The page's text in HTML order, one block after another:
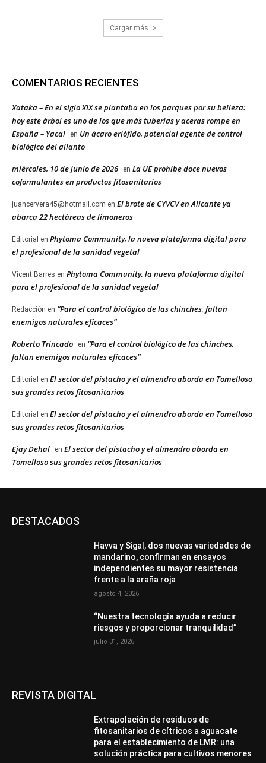
Cargar más
COMENTARIOS RECIENTES
Xataka – En el siglo XIX se plantaba en los parques por su belleza:
hoy este árbol es uno de los que más tuberías y aceras rompe en
España – Yacal
en Un ácaro eriófido, potencial agente de control
biológico del ailanto
miércoles, 10 de junio de 2026 en La UE prohíbe doce nuevos
coformulantes en productos fitosanitarios
juancervera45@hotmail.com en El brote de CYVCV en Alicante ya
abarca 22 hectáreas de limoneros
Editorial en Phytoma Community, la nueva plataforma digital para
el profesional de la sanidad vegetal
Vicent Barres en Phytoma Community, la nueva plataforma digital
para el profesional de la sanidad vegetal
Redacción en “Para el control biológico de las chinches, faltan
enemigos naturales eficaces”
Roberto Trincado en “Para el control biológico de las chinches,
faltan enemigos naturales eficaces”
Editorial en El sector del pistacho y el almendro aborda en Tomelloso
sus grandes retos fitosanitarios
Editorial en El sector del pistacho y el almendro aborda en Tomelloso
sus grandes retos fitosanitarios
Ejay Dehal en El sector del pistacho y el almendro aborda en
Tomelloso sus grandes retos fitosanitarios
DESTACADOS
Havva y Sigal, dos nuevas variedades de
mandarino, confirman en ensayos
independientes su mayor resistencia
frente a la araña roja
agosto 4, 2026
“Nuestra tecnología ayuda a reducir
riesgos y proporcionar tranquilidad”
julio 31, 2026
REVISTA DIGITAL
Extrapolación de residuos de
fitosanitarios de cítricos a aguacate
para el establecimiento de LMR: una
solución práctica para cultivos menores